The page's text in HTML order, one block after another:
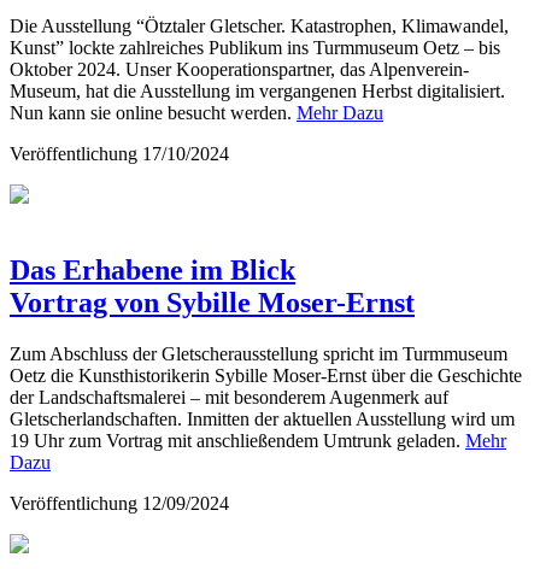
Die Ausstellung “Ötztaler Gletscher. Katastrophen, Klimawandel,
Kunst” lockte zahlreiches Publikum ins Turmmuseum Oetz – bis
Oktober 2024. Unser Kooperationspartner, das Alpenverein-
Museum, hat die Ausstellung im vergangenen Herbst digitalisiert.
Nun kann sie online besucht werden. Mehr Dazu
Veröffentlichung 17/10/2024
Das Erhabene im Blick
Vortrag von Sybille Moser-Ernst
Zum Abschluss der Gletscherausstellung spricht im Turmmuseum
Oetz die Kunsthistorikerin Sybille Moser-Ernst über die Geschichte
der Landschaftsmalerei – mit besonderem Augenmerk auf
Gletscherlandschaften. Inmitten der aktuellen Ausstellung wird um
19 Uhr zum Vortrag mit anschließendem Umtrunk geladen. Mehr
Dazu
Veröffentlichung 12/09/2024